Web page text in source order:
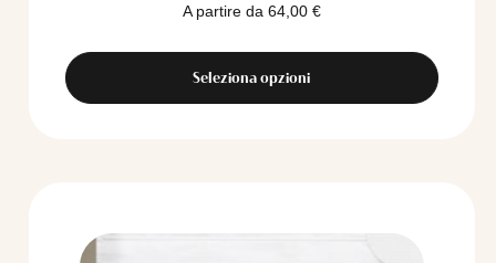
A partire da 64,00 €
Seleziona opzioni